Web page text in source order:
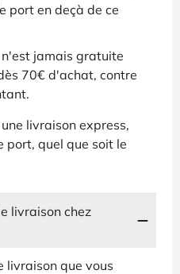
port en deçà de ce
jamais gratuite
70€ d'achat, contre
livraison express,
port, quel que soit le
livraison chez
livraison que vous